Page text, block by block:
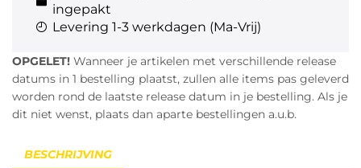
ingepakt
Levering 1-3 werkdagen (Ma-Vrij)
OPGELET! Wanneer je artikelen met verschillende release
datums in 1 bestelling plaatst, zullen alle items pas geleverd
worden rond de laatste release datum in je bestelling. Als je
dit niet wenst, plaats dan aparte bestellingen a.u.b.
BESCHRIJVING